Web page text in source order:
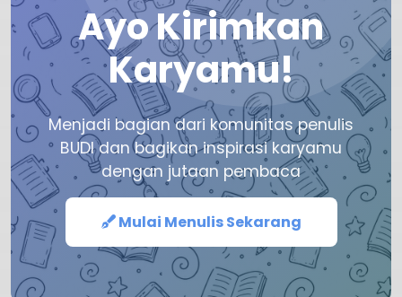
Ayo Kirimkan
Karyamu!
Menjadi bagian dari komunitas penulis
BUDI dan bagikan inspirasi karyamu
dengan jutaan pembaca
Mulai Menulis Sekarang